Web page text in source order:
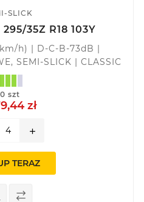
SLICK
35Z R18 103Y
h) | D-C-B-73dB |
SEMI-SLICK | CLASSIC
szt
zł
add
TERAZ